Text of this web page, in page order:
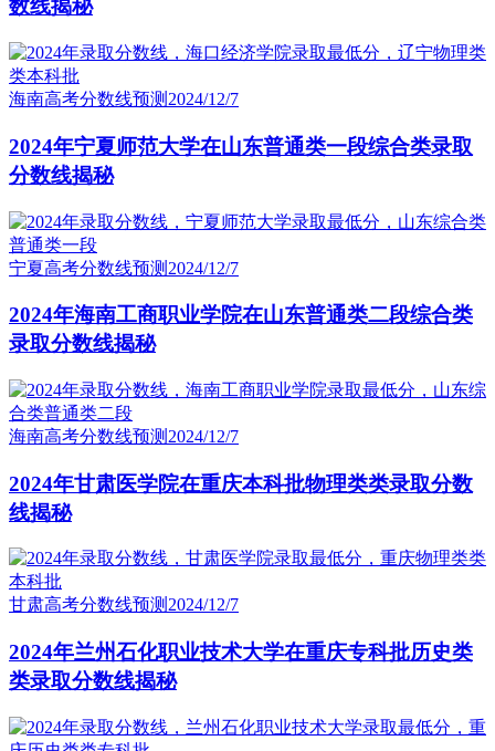
数线揭秘
海南高考分数线预测 2024/12/7
2024年宁夏师范大学在山东普通类一段综合类录取
分数线揭秘
宁夏高考分数线预测 2024/12/7
2024年海南工商职业学院在山东普通类二段综合类
录取分数线揭秘
海南高考分数线预测 2024/12/7
2024年甘肃医学院在重庆本科批物理类类录取分数
线揭秘
甘肃高考分数线预测 2024/12/7
2024年兰州石化职业技术大学在重庆专科批历史类
类录取分数线揭秘